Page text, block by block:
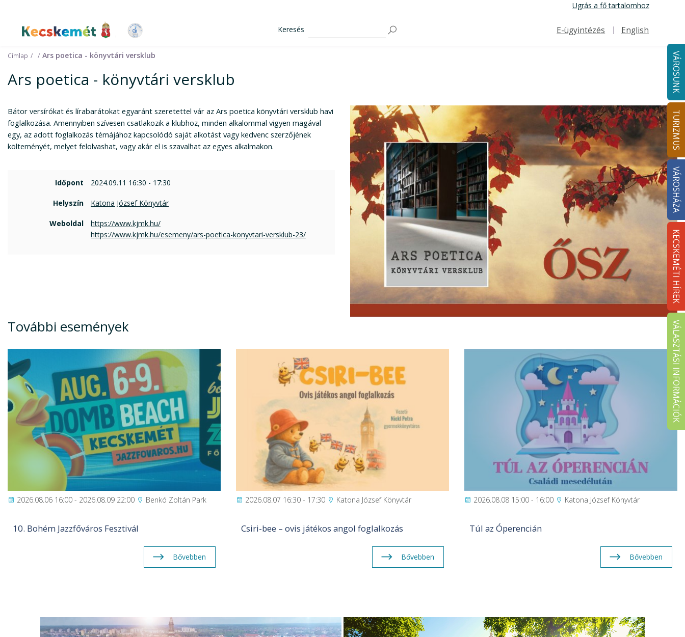
Ugrás a fő tartalomhoz
Kecskemét Város Honlapja
Keresés
Felső navigáció
E-ügyintézés English
VÁROSUNK
TURIZMUS
VÁROSHÁZA
KECSKEMÉTI HÍREK
VÁLASZTÁSI INFORMÁCIÓK
Címlap Ars poetica - könyvtári versklub
Ars poetica - könyvtári versklub
Bátor versírókat és lírabarátokat egyaránt szeretettel vár az Ars poetica könyvtári versklub havi
foglalkozása. Amennyiben szívesen csatlakozik a klubhoz, minden alkalommal vigyen magával
egy, az adott foglalkozás témájához kapcsolódó saját alkotást vagy kedvenc szerzőjének
költeményét, melyet felolvashat, vagy akár el is szavalhat az egyes alkalmakon.
Időpont 2024.09.11 16:30 - 17:30
Helyszín Katona József Könyvtár
Weboldal
https://www.kjmk.hu/
https://www.kjmk.hu/esemeny/ars-poetica-konyvtari-versklub-23/
További események
2026.08.06 16:00 - 2026.08.09 22:00 Benkó Zoltán Park
10. Bohém Jazzfőváros Fesztivál
Bővebben
2026.08.07 16:30 - 17:30 Katona József Könyvtár
Csiri-bee – ovis játékos angol foglalkozás
Bővebben
2026.08.08 15:00 - 16:00 Katona József Könyvtár
Túl az Óperencián
Bővebben